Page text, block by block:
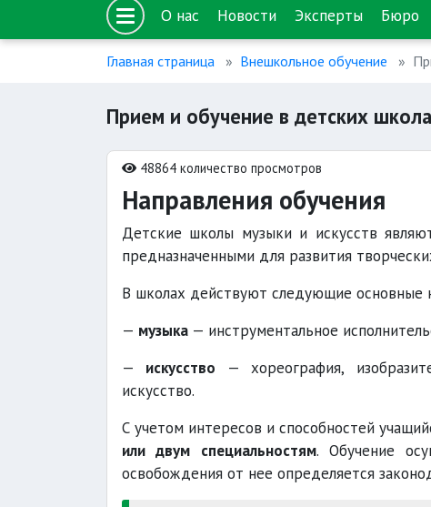
О нас Новости Эксперты Бюро
Главная страница Внешкольное обучение
Прием и обучение в детских
48864 количество просмотров
Направления обучения
Детские школы музыки и искусств
предназначенными для развития
В школах действуют следующие основные
— музыка — инструментальное
— искусство — хореография,
искусство.
С учетом интересов и способностей
или двум специальностям. Обучение
освобождения от нее определяется